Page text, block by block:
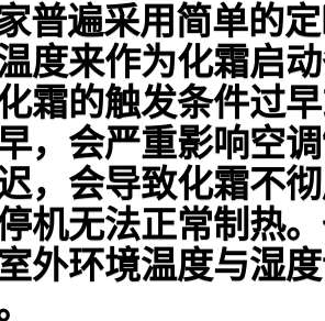
普遍采用简单的
度来作为化霜启
霜的触发条件过
，会严重影响空
，会导致化霜不
机无法正常制热
外环境温度与湿
。